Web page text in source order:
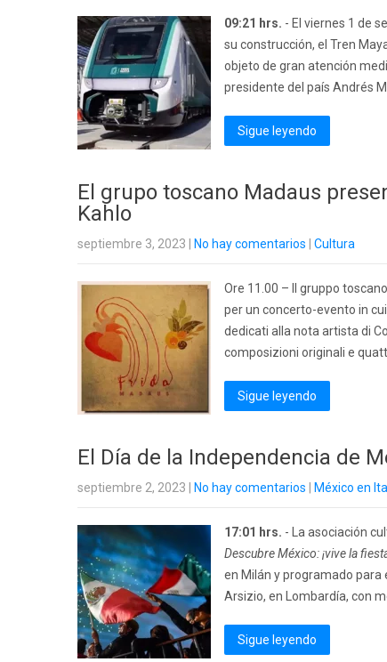
09:21 hrs. - El viernes 1 de
su construcción, el Tren
objeto de gran atención
presidente del país Andrés
Sigue leyendo
El grupo toscano Madaus
Kahlo
septiembre 3, 2023 No hay comentarios Cultura
Ore 11.00 – Il gruppo
per un concerto-evento in
dedicati alla nota artista di
composizioni originali e
Sigue leyendo
El Día de la Independencia de
septiembre 2, 2023 No hay comentarios México en
17:01 hrs. - La asociación
Descubre México: ¡vive la
en Milán y programado para
Arsizio, en Lombardía, con
Sigue leyendo